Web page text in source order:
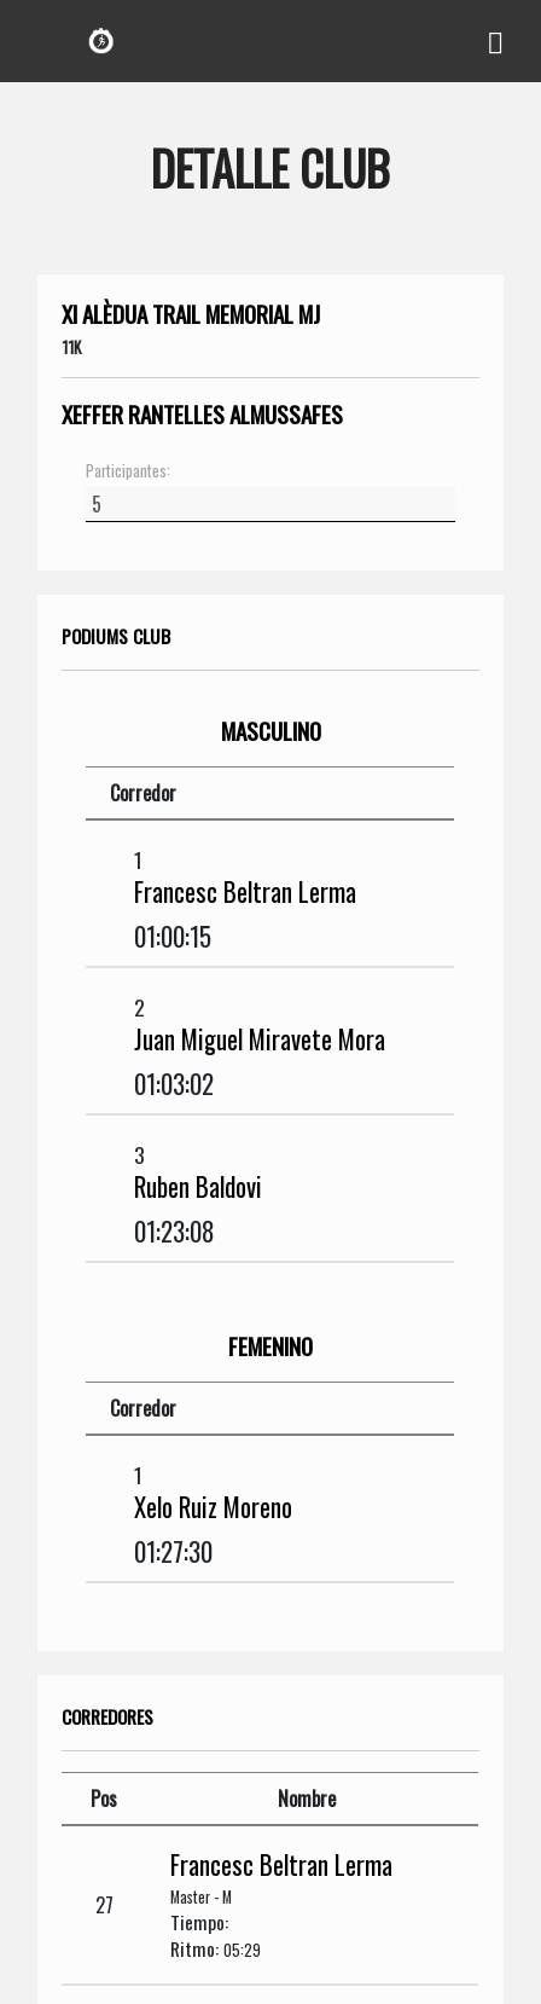
DETALLE CLUB
XI ALÈDUA TRAIL MEMORIAL MJ
11K
XEFFER RANTELLES ALMUSSAFES
Participantes:
PODIUMS CLUB
MASCULINO
Corredor
1
Francesc Beltran Lerma
01:00:15
2
Juan Miguel Miravete Mora
01:03:02
3
Ruben Baldovi
01:23:08
FEMENINO
Corredor
1
Xelo Ruiz Moreno
01:27:30
CORREDORES
Pos Nombre
27
Francesc Beltran Lerma
Master - M
Tiempo:
Ritmo:05:29